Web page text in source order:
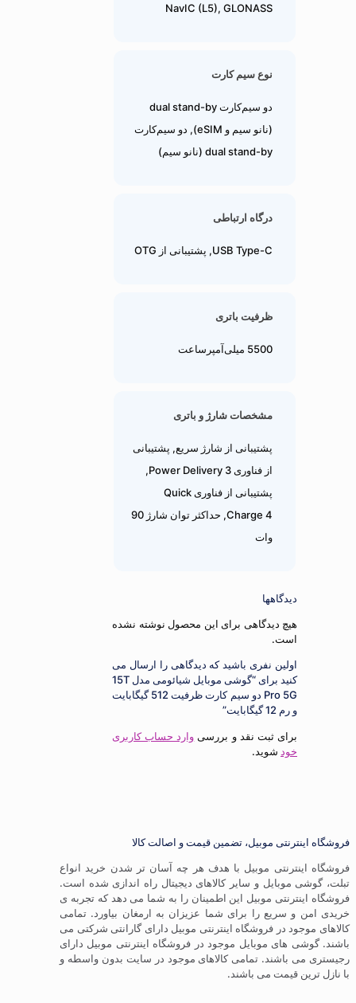
NavIC (L5), GLONASS
نوع سیم کارت
دو سیم‌کارت dual stand-by
(نانو سیم و eSIM), دو سیم‌کارت
dual stand-by (نانو سیم)
درگاه ارتباطی
USB Type-C, پشتیبانی از OTG
مشخصات شارژ و باتری
پشتیبانی از شارژ سریع, پشتیبانی
از فناوری Power Delivery 3,
پشتیبانی از فناوری Quick
Charge 4, حداکثر توان شارژ 90
هیچ دیدگاهی برای این محصول نوشته نشده
اولین نفری باشید که دیدگاهی را ارسال می
کنید برای “گوشی موبایل شیائومی مدل 15T
Pro 5G دو سيم‌ کارت ظرفیت 512 گیگابایت
برای ثبت نقد و بررسیوارد حساب کاربری
موبیل، تضمین قیمت و اصالت کالا
موبیل با هدف هر چه آسان تر شدن خرید انواع
و سایر کالاهای دیجیتال راه اندازی شده است.
موبیل این اطمینان را به شما می دهد که تجربه ی
سریع را برای شما عزیزان به ارمغان بیاورد. تمامی
در فروشگاه اینترنتی موبیل دارای گارانتی شرکتی می
های موبایل موجود در فروشگاه اینترنتی موبیل دارای
باشند. تمامی کالاهای موجود در سایت بدون واسطه و
قیمت می باشند.